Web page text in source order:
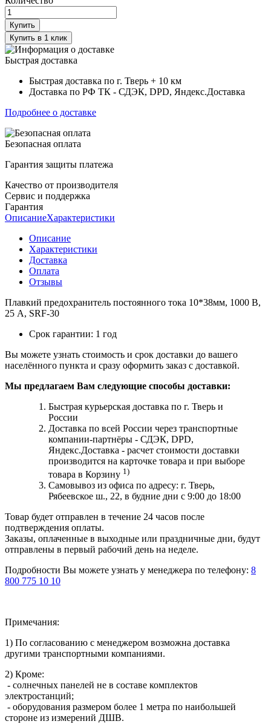
Купить
Купить в 1 клик
Быстрая доставка
Быстрая доставка по г. Тверь + 10 км
Доставка по РФ ТК - СДЭК, DPD, Яндекс.Доставка
Подробнее о доставке
Безопасная оплата
Гарантия защиты платежа
Качество от производителя
Сервис и поддержка
Гарантия
ОписаниеХарактеристики
Описание
Характеристики
Доставка
Оплата
Отзывы
Плавкий предохранитель постоянного тока 10*38мм, 1000 В,
25 А, SRF-30
Срок гарантии: 1 год
Вы можете узнать стоимость и срок доставки до вашего
населённого пункта и сразу оформить заказ с доставкой.
Мы предлагаем Вам следующие способы доставки:
Быстрая курьерская доставка по г. Тверь и
России
Доставка по всей России через транспортные
компании-партнёры - СДЭК, DPD,
Яндекс.Доставка - расчет стоимости доставки
производится на карточке товара и при выборе
товара в Корзину 1)
Самовывоз из офиса по адресу: г. Тверь,
Рябеевское ш., 22, в будние дни с 9:00 до 18:00
Товар будет отправлен в течение 24 часов после
подтверждения оплаты.
Заказы, оплаченные в выходные или праздничные дни, будут
отправлены в первый рабочий день на неделе.
Подробности Вы можете узнать у менеджера по телефону: 8
800 775 10 10
Примечания:
1) По согласованию с менеджером возможна доставка
другими транспортными компаниями.
2) Кроме:
- солнечных панелей не в составе комплектов
электростанций;
- оборудования размером более 1 метра по наибольшей
стороне из измерений ДШВ.